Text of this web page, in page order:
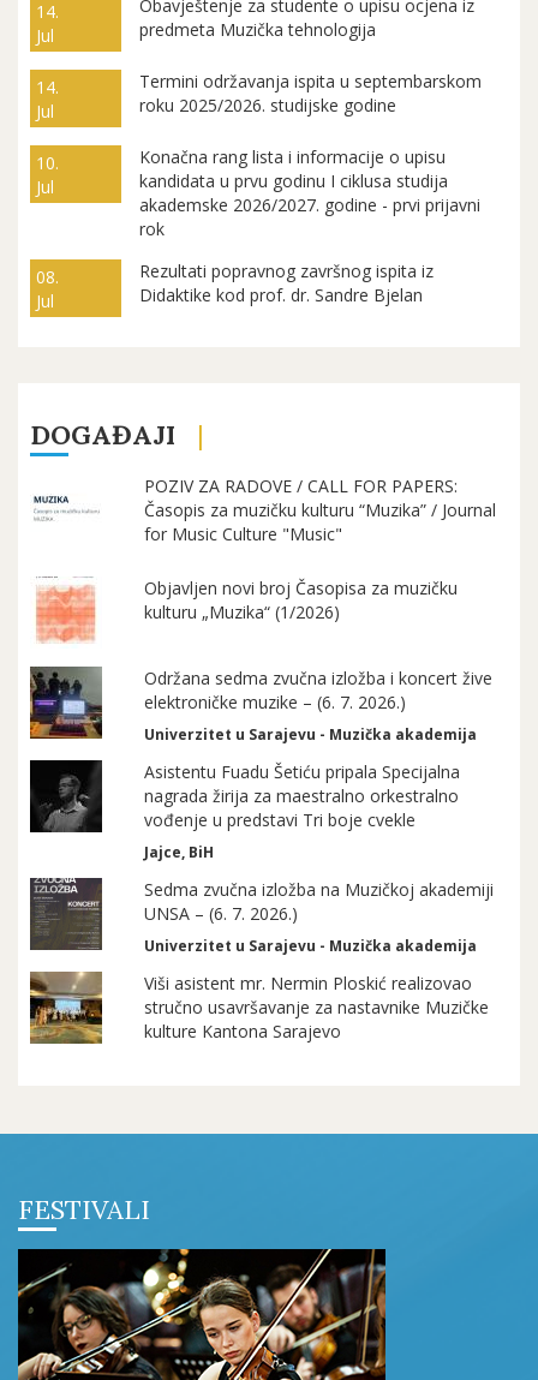
14.
Jul
Obavještenje za studente o upisu ocjena iz
predmeta Muzička tehnologija
14.
Jul
Termini održavanja ispita u septembarskom
roku 2025/2026. studijske godine
10.
Jul
Konačna rang lista i informacije o upisu
kandidata u prvu godinu I ciklusa studija
akademske 2026/2027. godine - prvi prijavni
rok
08.
Jul
Rezultati popravnog završnog ispita iz
Didaktike kod prof. dr. Sandre Bjelan
DOGAĐAJI
POZIV ZA RADOVE / CALL FOR PAPERS:
Časopis za muzičku kulturu “Muzika” / Journal
for Music Culture "Music"
Objavljen novi broj Časopisa za muzičku
kulturu „Muzika“ (1/2026)
Održana sedma zvučna izložba i koncert žive
elektroničke muzike – (6. 7. 2026.)
Univerzitet u Sarajevu - Muzička akademija
Asistentu Fuadu Šetiću pripala Specijalna
nagrada žirija za maestralno orkestralno
vođenje u predstavi Tri boje cvekle
Jajce, BiH
Sedma zvučna izložba na Muzičkoj akademiji
UNSA – (6. 7. 2026.)
Univerzitet u Sarajevu - Muzička akademija
Viši asistent mr. Nermin Ploskić realizovao
stručno usavršavanje za nastavnike Muzičke
kulture Kantona Sarajevo
FESTIVALI